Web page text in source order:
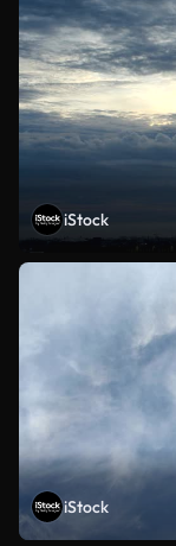
iStock
iStock